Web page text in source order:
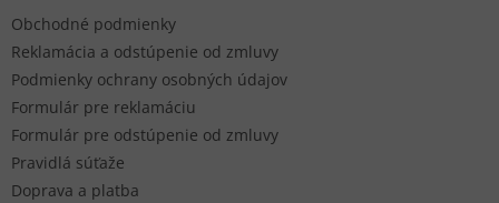
Obchodné podmienky
Reklamácia a odstúpenie od zmluvy
Podmienky ochrany osobných údajov
Formulár pre reklamáciu
Formulár pre odstúpenie od zmluvy
Pravidlá súťaže
Doprava a platba